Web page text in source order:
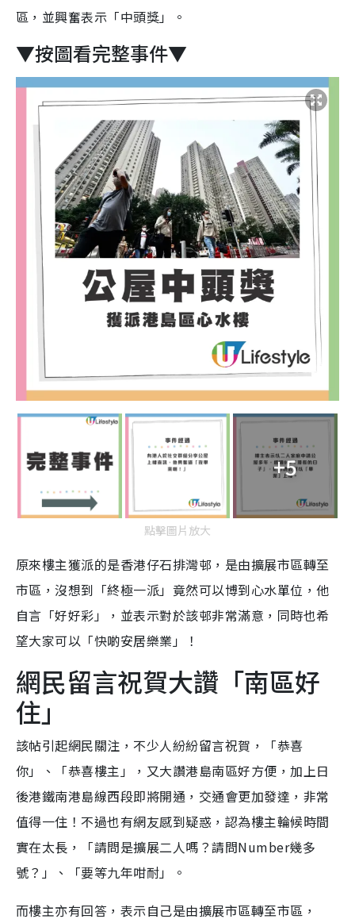
區，並興奮表示「中頭獎」。
▼按圖看完整事件▼
+5
點擊圖片放大
原來樓主獲派的是香港仔石排灣邨，是由擴展市區轉至
市區，沒想到「終極一派」竟然可以博到心水單位，他
自言「好好彩」，並表示對於該邨非常滿意，同時也希
望大家可以「快啲安居樂業」！
網民留言祝賀大讚「南區好
住」
該帖引起網民關注，不少人紛紛留言祝賀，「恭喜
你」、「恭喜樓主」，又大讚港島南區好方便，加上日
後港鐵南港島線西段即將開通，交通會更加發達，非常
值得一住！不過也有網友感到疑惑，認為樓主輪候時間
實在太長，「請問是擴展二人嗎？請問Number幾多
號？」、「要等九年咁耐」。
而樓主亦有回答，表示自己是由擴展市區轉至市區，